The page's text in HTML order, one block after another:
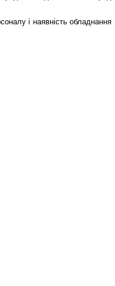
і наявність обладнання